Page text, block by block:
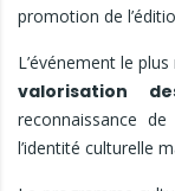
promotion de
L’événement le
valorisation
reconnaissance
l’identité culturelle